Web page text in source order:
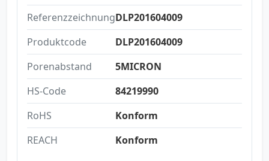
ReferenzzeichnungDLP201604009
Produktcode
DLP201604009
Porenabstand
5MICRON
HS-Code
84219990
RoHS
Konform
REACH
Konform